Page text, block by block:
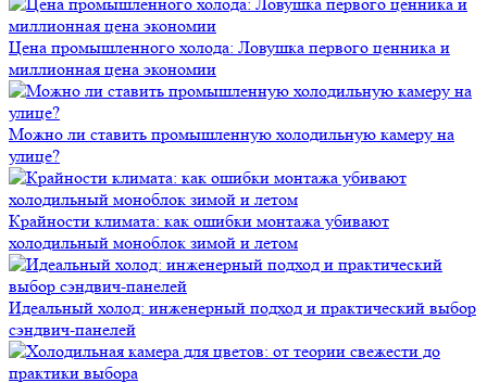
Цена промышленного холода: Ловушка первого ценника и
миллионная цена экономии
Можно ли ставить промышленную холодильную камеру на
улице?
Крайности климата: как ошибки монтажа убивают
холодильный моноблок зимой и летом
Идеальный холод: инженерный подход и практический выбор
сэндвич-панелей